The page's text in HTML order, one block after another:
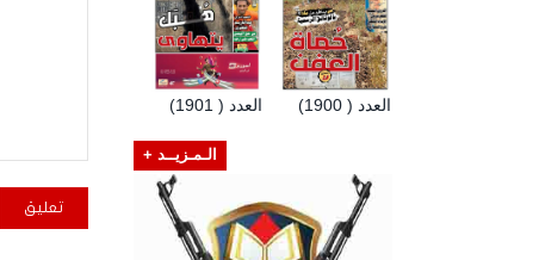
العدد ( 1901) العدد ( 1900)
الـمـزيــد +